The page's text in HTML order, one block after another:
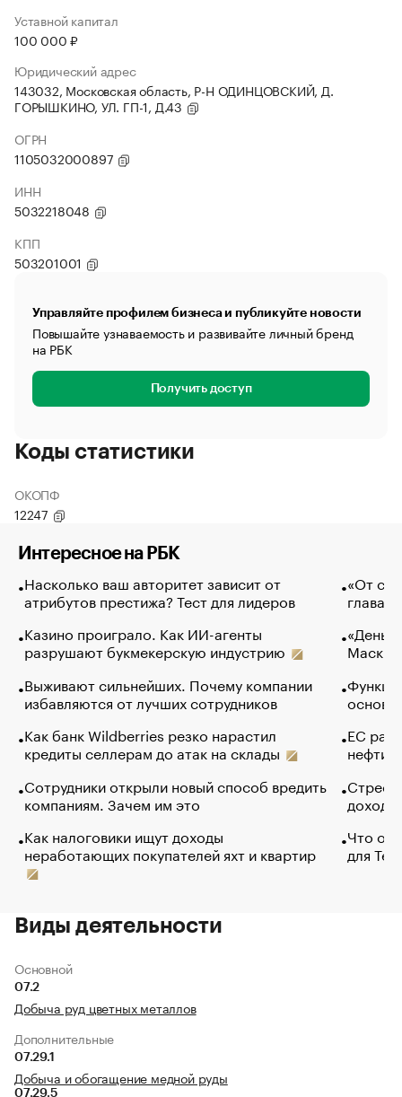
Уставной капитал
100 000 ₽
Юридический адрес
143032, Московская область, Р-Н ОДИНЦОВСКИЙ, Д.
ГОРЫШКИНО, УЛ. ГП-1, Д.43
ОГРН
1105032000897
ИНН
5032218048
КПП
503201001
Управляйте профилем бизнеса и публикуйте новости
Повышайте узнаваемость и развивайте личный бренд
на РБК
Получить доступ
Коды статистики
ОКОПФ
12247
Интересное на РБК
Насколько ваш авторитет зависит от
атрибутов престижа? Тест для лидеров
Казино проиграло. Как ИИ-агенты
разрушают букмекерскую индустрию
Выживают сильнейших. Почему компании
избавляются от лучших сотрудников
Как банк Wildberries резко нарастил
кредиты селлерам до атак на склады
Сотрудники открыли новый способ вредить
компаниям. Зачем им это
Как налоговики ищут доходы
неработающих покупателей яхт и квартир
«От
глава
Маск в
основ
ЕС
нефти
Что
для
Виды деятельности
Основной
07.2
Добыча руд цветных металлов
Дополнительные
07.29.1
Добыча и обогащение медной руды
07.29.5